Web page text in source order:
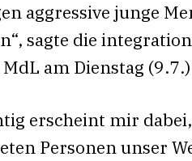
aggressive junge
sagte die
am Dienstag
erscheint mir
Personen unser